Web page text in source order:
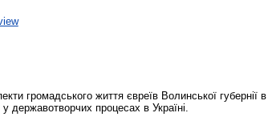
громадського життя євреїв Волинської
державотворчих процесах в Україні.